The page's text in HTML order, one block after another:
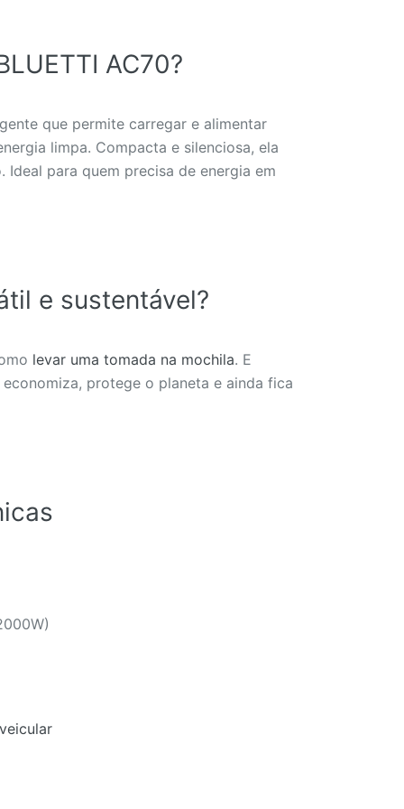
AC70?
que permite carregar e alimentar
limpa. Compacta e silenciosa, ela
para quem precisa de energia em
e sustentável?
levar uma tomada na mochila. E
protege o planeta e ainda fica